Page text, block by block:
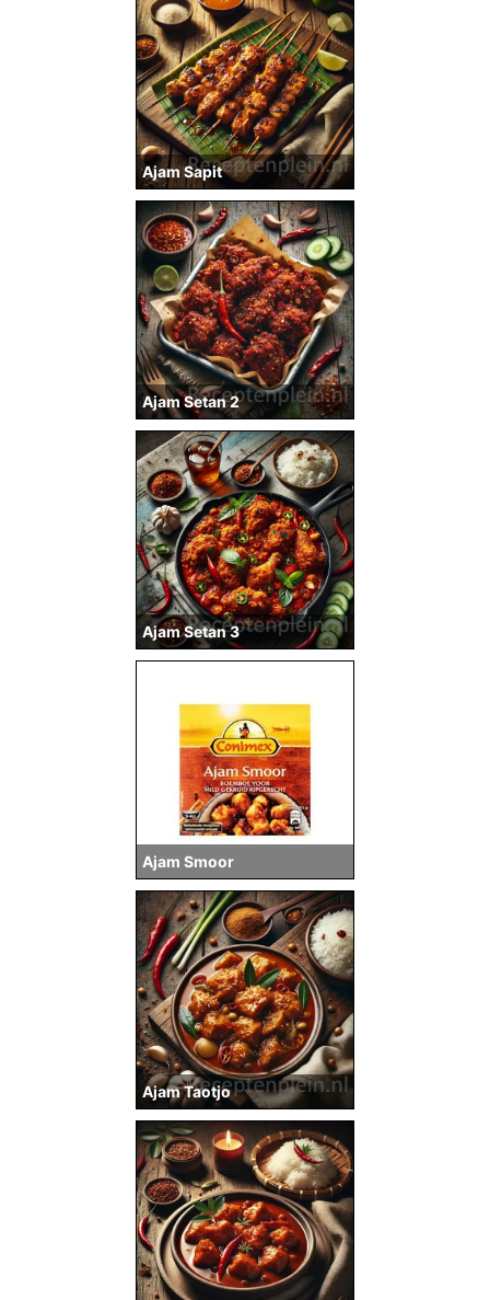
Ajam Sapit
Ajam Setan 2
Ajam Setan 3
Ajam Smoor
Ajam Taotjo